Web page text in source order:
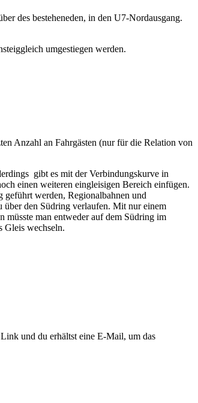
des besteheneden, in den U7-Nordausgang.
umgestiegen werden.
Anzahl an Fahrgästen (nur für die Relation von
gibt es mit der Verbindungskurve in
einen weiteren eingleisigen Bereich einfügen.
geführt werden, Regionalbahnen und
über den Südring verlaufen. Mit nur einem
müsste man entweder auf dem Südring im
Gleis wechseln.
und du erhältst eine E-Mail, um das